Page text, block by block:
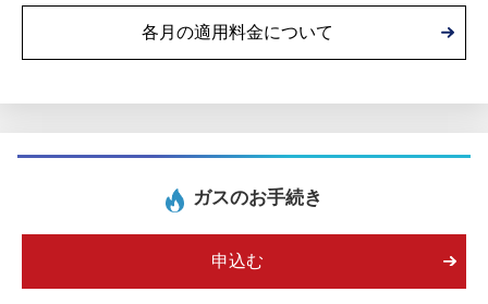
各月の適用料金について
ガスのお手続き
申込む